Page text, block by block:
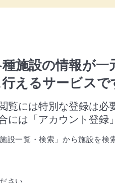
施設の情報が一
えるサービスで
には特別な登録は必
には「アカウント登録
一覧・検索」から施設を検